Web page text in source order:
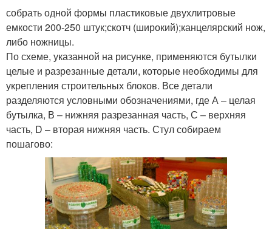
собрать одной формы пластиковые двухлитровые
емкости 200-250 штук;скотч (широкий);канцелярский нож,
либо ножницы.
По схеме, указанной на рисунке, применяются бутылки
целые и разрезанные детали, которые необходимы для
укрепления строительных блоков. Все детали
разделяются условными обозначениями, где А – целая
бутылка, В – нижняя разрезанная часть, С – верхняя
часть, D – вторая нижняя часть. Стул собираем
пошагово: